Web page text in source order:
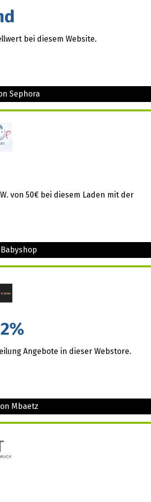
bei diesem Website.
Sephora
von 50€ bei diesem Laden mit der
Angebote in dieser Webstore.
Mbaetz